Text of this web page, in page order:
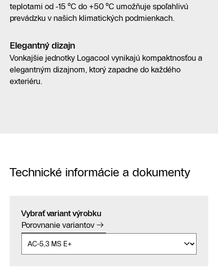
teplotami od -15 °C do +50 °C umožňuje spoľahlivú
prevádzku v našich klimatických podmienkach.
Elegantný dizajn
Vonkajšie jednotky Logacool vynikajú kompaktnosťou a
elegantným dizajnom, ktorý zapadne do každého
exteriéru.
Technické informácie a dokumenty
Vybrať variant výrobku
Porovnanie variantov